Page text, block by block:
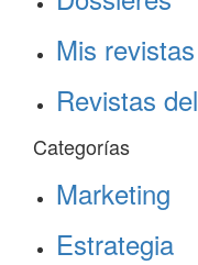
Mis revistas
Revistas
Categorías
Marketing
Estrategia